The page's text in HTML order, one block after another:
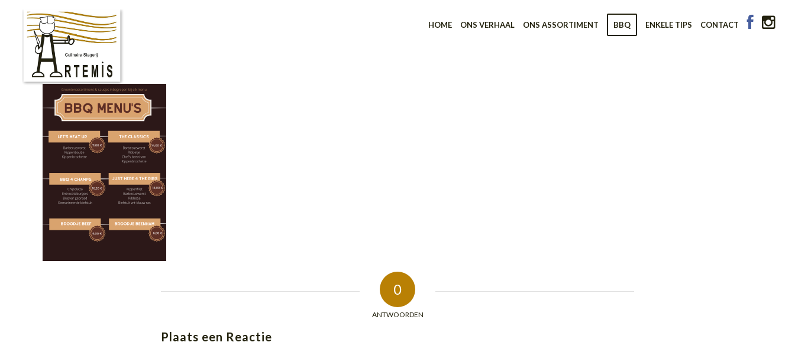
HOME ONS VERHAAL ONS ASSORTIMENT BBQ ENKELE TIPS CONTACT
0
ANTWOORDEN
Plaats een Reactie